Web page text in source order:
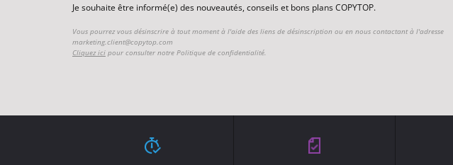
Je souhaite être informé(e) des nouveautés, conseils et bons plans COPYTOP.
Vous pourrez vous désinscrire à tout moment à l'aide des liens de désinscription ou en nous contactant à l'adresse
marketing.client@copytop.com
Cliquez ici pour consulter notre Politique de confidentialité.